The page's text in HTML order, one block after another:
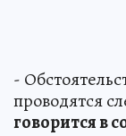
-
проводятся
говорится в